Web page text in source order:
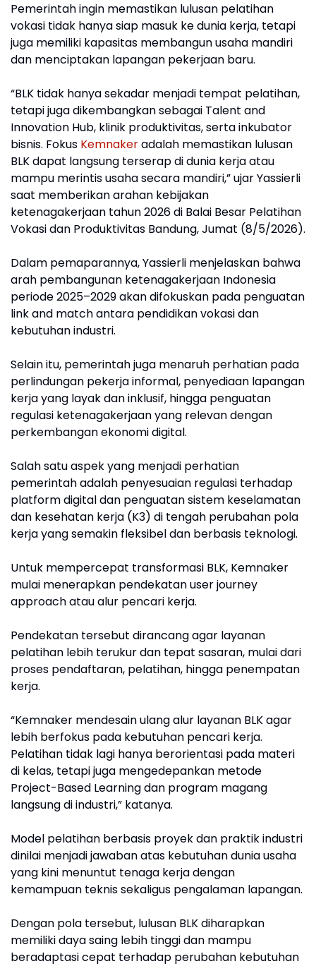
Pemerintah ingin memastikan lulusan pelatihan
vokasi tidak hanya siap masuk ke dunia kerja, tetapi
juga memiliki kapasitas membangun usaha mandiri
dan menciptakan lapangan pekerjaan baru.
“BLK tidak hanya sekadar menjadi tempat pelatihan,
tetapi juga dikembangkan sebagai Talent and
Innovation Hub, klinik produktivitas, serta inkubator
bisnis. Fokus Kemnakeradalah memastikan lulusan
BLK dapat langsung terserap di dunia kerja atau
mampu merintis usaha secara mandiri,” ujar Yassierli
saat memberikan arahan kebijakan
ketenagakerjaan tahun 2026 di Balai Besar Pelatihan
Vokasi dan Produktivitas Bandung, Jumat (8/5/2026).
Dalam pemaparannya, Yassierli menjelaskan bahwa
arah pembangunan ketenagakerjaan Indonesia
periode 2025–2029 akan difokuskan pada penguatan
link and match antara pendidikan vokasi dan
kebutuhan industri.
Selain itu, pemerintah juga menaruh perhatian pada
perlindungan pekerja informal, penyediaan lapangan
kerja yang layak dan inklusif, hingga penguatan
regulasi ketenagakerjaan yang relevan dengan
perkembangan ekonomi digital.
Salah satu aspek yang menjadi perhatian
pemerintah adalah penyesuaian regulasi terhadap
platform digital dan penguatan sistem keselamatan
dan kesehatan kerja (K3) di tengah perubahan pola
kerja yang semakin fleksibel dan berbasis teknologi.
Untuk mempercepat transformasi BLK, Kemnaker
mulai menerapkan pendekatan user journey
approach atau alur pencari kerja.
Pendekatan tersebut dirancang agar layanan
pelatihan lebih terukur dan tepat sasaran, mulai dari
proses pendaftaran, pelatihan, hingga penempatan
kerja.
“Kemnaker mendesain ulang alur layanan BLK agar
lebih berfokus pada kebutuhan pencari kerja.
Pelatihan tidak lagi hanya berorientasi pada materi
di kelas, tetapi juga mengedepankan metode
Project-Based Learning dan program magang
langsung di industri,” katanya.
Model pelatihan berbasis proyek dan praktik industri
dinilai menjadi jawaban atas kebutuhan dunia usaha
yang kini menuntut tenaga kerja dengan
kemampuan teknis sekaligus pengalaman lapangan.
Dengan pola tersebut, lulusan BLK diharapkan
memiliki daya saing lebih tinggi dan mampu
beradaptasi cepat terhadap perubahan kebutuhan